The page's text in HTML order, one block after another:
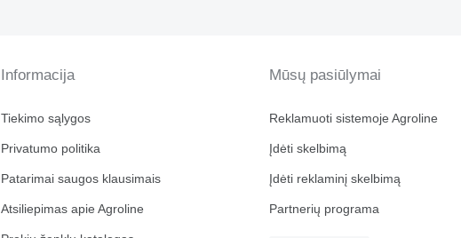
Informacija
Tiekimo sąlygos
Privatumo politika
Patarimai saugos klausimais
Atsiliepimas apie Agroline
Mūsų pasiūlymai
Reklamuoti sistemoje Agroline
Įdėti skelbimą
Įdėti reklaminį skelbimą
Partnerių programa